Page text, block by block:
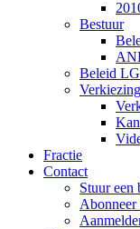
Bestuur
Beleid
Fractie
Contact
Stuur een